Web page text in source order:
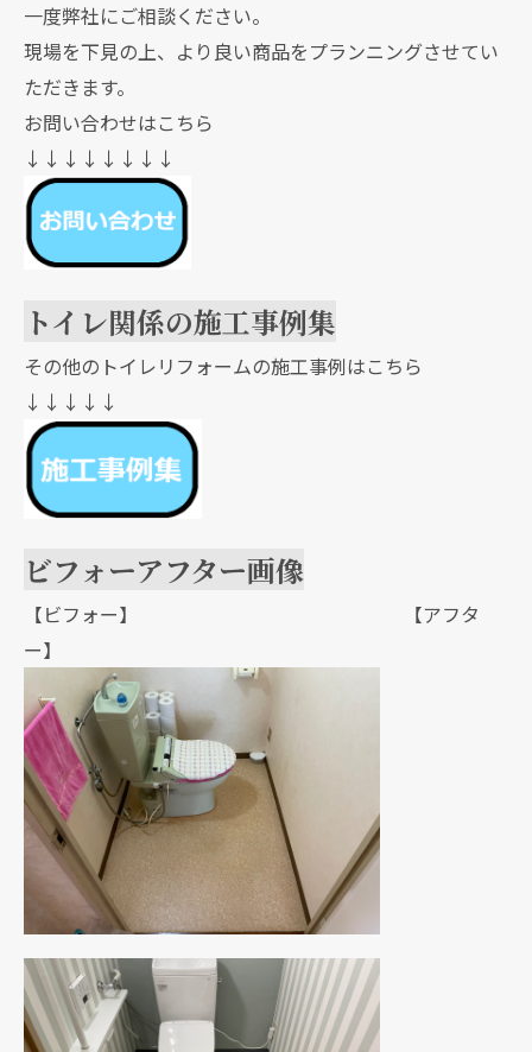
一度弊社にご相談ください。
現場を下見の上、より良い商品をプランニングさせてい
ただきます。
お問い合わせはこちら
↓↓↓↓↓↓↓↓
トイレ関係の施工事例集
その他のトイレリフォームの施工事例はこちら
↓↓↓↓↓
ビフォーアフター画像
【ビフォー】 【アフタ
ー】